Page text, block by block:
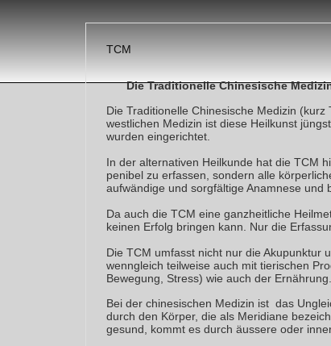
TCM
Die Traditionelle Chinesische
Die Traditionelle Chinesische Medizin
westlichen Medizin ist diese Heilkunst
wurden eingerichtet.
In der alternativen Heilkunde hat die TCM
penibel zu erfassen, sondern alle
aufwändige und sorgfältige Anamnese und
Da auch die TCM eine ganzheitliche
keinen Erfolg bringen kann. Nur die
Die TCM umfasst nicht nur die Akupunktur
wenngleich teilweise auch mit tierischen
Bewegung, Stress) wie auch der Ernährung.
Bei der chinesischen Medizin ist das
durch den Körper, die als Meridiane
gesund, kommt es durch äussere oder